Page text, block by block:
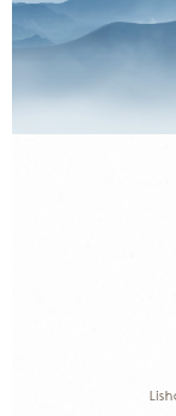
美國